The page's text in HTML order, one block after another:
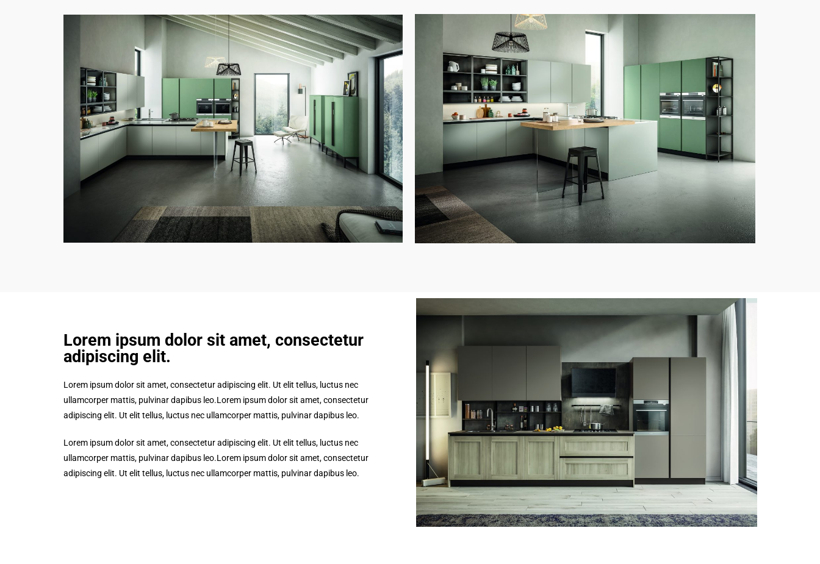
Lorem ipsum dolor sit amet, consectetur
adipiscing elit.​
Lorem ipsum dolor sit amet, consectetur adipiscing elit. Ut elit tellus, luctus nec
ullamcorper mattis, pulvinar dapibus leo.Lorem ipsum dolor sit amet, consectetur
adipiscing elit. Ut elit tellus, luctus nec ullamcorper mattis, pulvinar dapibus leo.
Lorem ipsum dolor sit amet, consectetur adipiscing elit. Ut elit tellus, luctus nec
ullamcorper mattis, pulvinar dapibus leo.Lorem ipsum dolor sit amet, consectetur
adipiscing elit. Ut elit tellus, luctus nec ullamcorper mattis, pulvinar dapibus leo.